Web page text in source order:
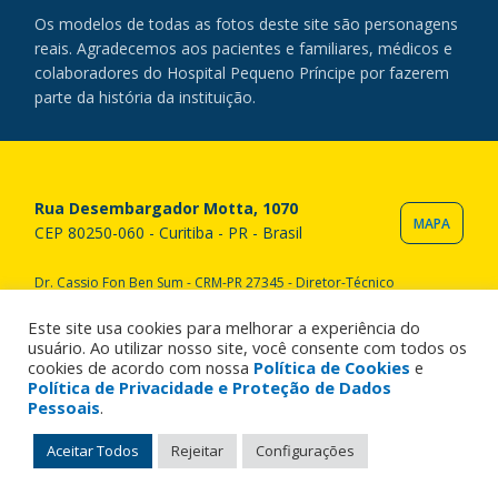
Os modelos de todas as fotos deste site são personagens
reais. Agradecemos aos pacientes e familiares, médicos e
colaboradores do Hospital Pequeno Príncipe por fazerem
parte da história da instituição.
Rua Desembargador Motta, 1070
CEP 80250-060 - Curitiba - PR - Brasil
MAPA
Dr. Cassio Fon Ben Sum - CRM-PR 27345 - Diretor-Técnico
reservados. All rights reserved.
Este site usa cookies para melhorar a experiência do
usuário. Ao utilizar nosso site, você consente com todos os
cookies de acordo com nossa Política de Cookies e
Política de Privacidade e Proteção de Dados
Pessoais.
Aceitar Todos Rejeitar Configurações